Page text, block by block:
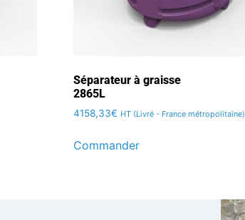
Séparateur à graisse
2865L
4158,33€ HT (Livré - France métropolitaine)
Commander